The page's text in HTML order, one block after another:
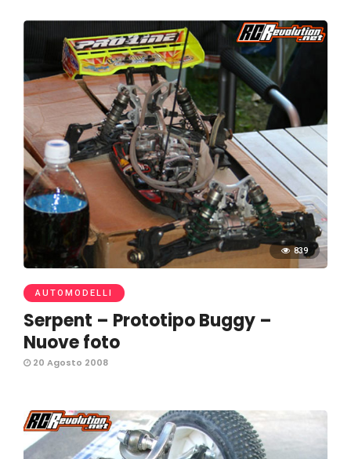
839
AUTOMODELLI
Serpent – Prototipo Buggy –
Nuove foto
20 Agosto 2008